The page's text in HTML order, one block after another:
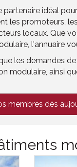
idéal
promoteurs,
locaux. Que
l'annuaire
les demandes
modulaire, ainsi
membres dès